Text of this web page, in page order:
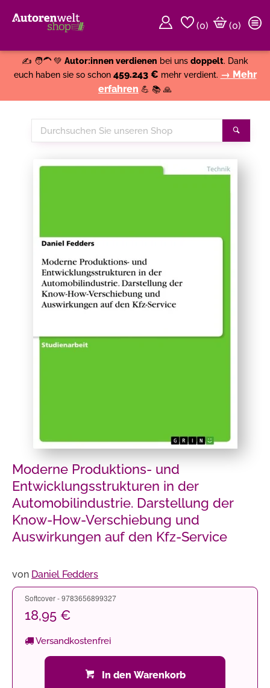
(0)
(0)
✍️ 🧑‍🦱 💚 Autor:innen verdienen bei uns doppelt. Dank
euch haben sie so schon 459.243 € mehr verdient. → Mehr
erfahren 💪 📚 🙏
Durchsuchen
Sie
Shop
Moderne Produktions- und
Entwicklungsstrukturen in der
Automobilindustrie. Darstellung der
Know-How-Verschiebung und
Auswirkungen auf den Kfz-Service
von Daniel Fedders
Softcover - 9783656899327
18,95 €
Versandkostenfrei
In den Warenkorb